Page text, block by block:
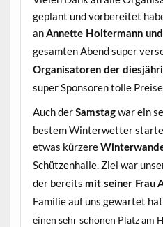
geplant und vorbereitet
an Annette Holtermann
gesamten Abend super
Organisatoren der
super Sponsoren tolle
Auch der Samstagwar ein
bestem Winterwetter
etwas kürzere
Schützenhalle. Ziel war
der bereits mit seiner Frau
Familie auf uns gewartet
einen sehr schönen Platz am